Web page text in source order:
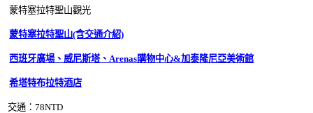
蒙特塞拉特聖山觀光
蒙特塞拉特聖山(含交通介紹)
西班牙廣場、威尼斯塔、Arenas購物中心&加泰隆尼亞美術館
希塔特布拉特酒店
交通：78NTD